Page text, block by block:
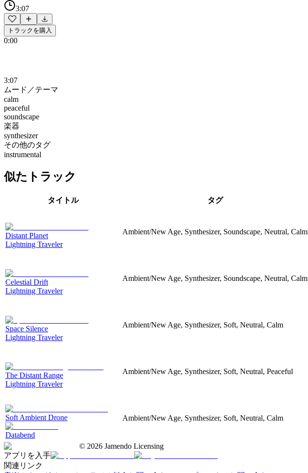
3:07
トラックを購入
0:00
3:07
ムード／テーマ
calm
peaceful
soundscape
楽器
synthesizer
その他のタグ
instrumental
似たトラック
タイトル タグ
Distant Planet
Lightning Traveler
Ambient/New Age, Synthesizer, Soundscape, Neutral, Calm
Celestial Drift
Lightning Traveler
Ambient/New Age, Synthesizer, Soundscape, Neutral, Calm
Space Silence
Lightning Traveler
Ambient/New Age, Synthesizer, Soft, Neutral, Calm
The Distant Range
Lightning Traveler
Ambient/New Age, Synthesizer, Soft, Neutral, Peaceful
Soft Ambient Drone
Databend
Ambient/New Age, Synthesizer, Soft, Neutral, Calm
© 2026 Jamendo Licensing
アプリを入手
関連リンク